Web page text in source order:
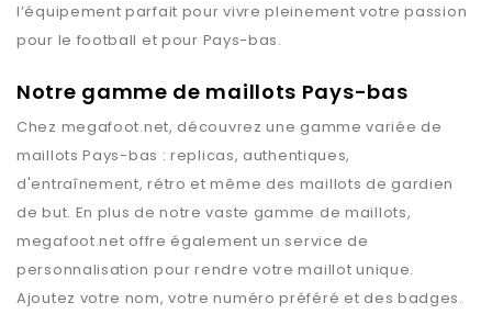
l’équipement parfait pour vivre pleinement votre passion
pour le football et pour Pays-bas.
Notre gamme de maillots Pays-bas
Chez megafoot.net, découvrez une gamme variée de
maillotsPays-bas : replicas, authentiques,
d'entraînement, rétro et même des maillots de gardien
de but. En plus de notre vaste gamme de maillots,
megafoot.net offre également un service de
personnalisation pour rendre votre maillot unique.
Ajoutez votre nom, votre numéro préféré et des badges.